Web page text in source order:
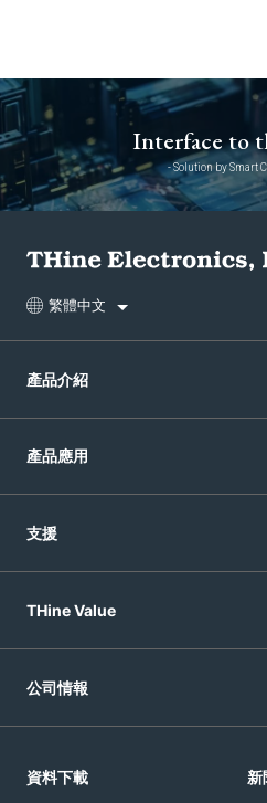
Interface to
- Solution by Smart
繁體中文
產品介紹
產品應用
支援
THine Value
公司情報
資料下載 新